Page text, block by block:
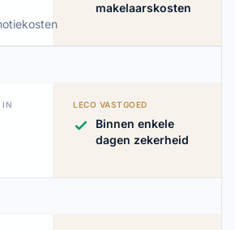
makelaarskosten
IN
LECO VASTGOED
Binnen enkele
dagen zekerheid